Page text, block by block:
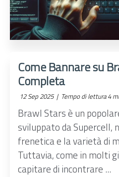
Come Bannare su
Completa
12 Sep 2025 | Tempo di lettura 4
Brawl Stars è un
sviluppato da Supercell,
frenetica e la varietà di
Tuttavia, come in molti
capitare di incontrare ...